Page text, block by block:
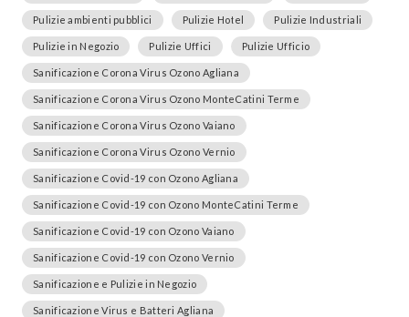
Pulizie ambienti pubblici Pulizie Hotel Pulizie Industriali
Pulizie in Negozio Pulizie Uffici Pulizie Ufficio
Sanificazione Corona Virus Ozono Agliana
Sanificazione Corona Virus Ozono MonteCatini Terme
Sanificazione Corona Virus Ozono Vaiano
Sanificazione Corona Virus Ozono Vernio
Sanificazione Covid-19 con Ozono Agliana
Sanificazione Covid-19 con Ozono MonteCatini Terme
Sanificazione Covid-19 con Ozono Vaiano
Sanificazione Covid-19 con Ozono Vernio
Sanificazione e Pulizie in Negozio
Sanificazione Virus e Batteri Agliana